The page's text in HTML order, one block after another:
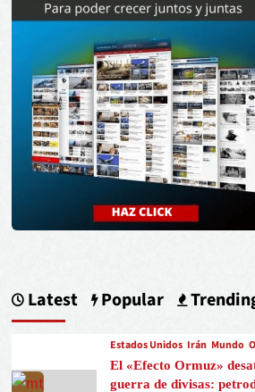
Latest Popular
Estados Unidos Irán Mundo
El «Efecto Ormuz»
guerra de divisas: